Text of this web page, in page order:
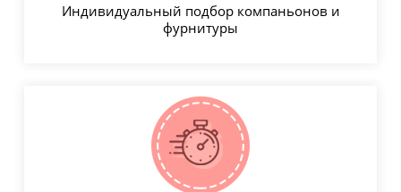
Индивидуальный подбор компаньонов и
фурнитуры